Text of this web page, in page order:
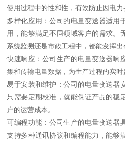
使用过程中的性和性，有效防止因电力
多样化应用：公司的电量变送器适用
用，能够满足不同领域客户的需求。
系统监测还是市政工程中，都能发挥出
快速响应：公司生产的电量变送器响
集和传输电量数据，为生产过程的实时
易于安装和维护：公司的电量变送器
只需要定期校准，就能保证产品的稳
户的运营成本。
可编程功能：公司生产的电量变送器
支持多种通讯协议和编程能力，能够